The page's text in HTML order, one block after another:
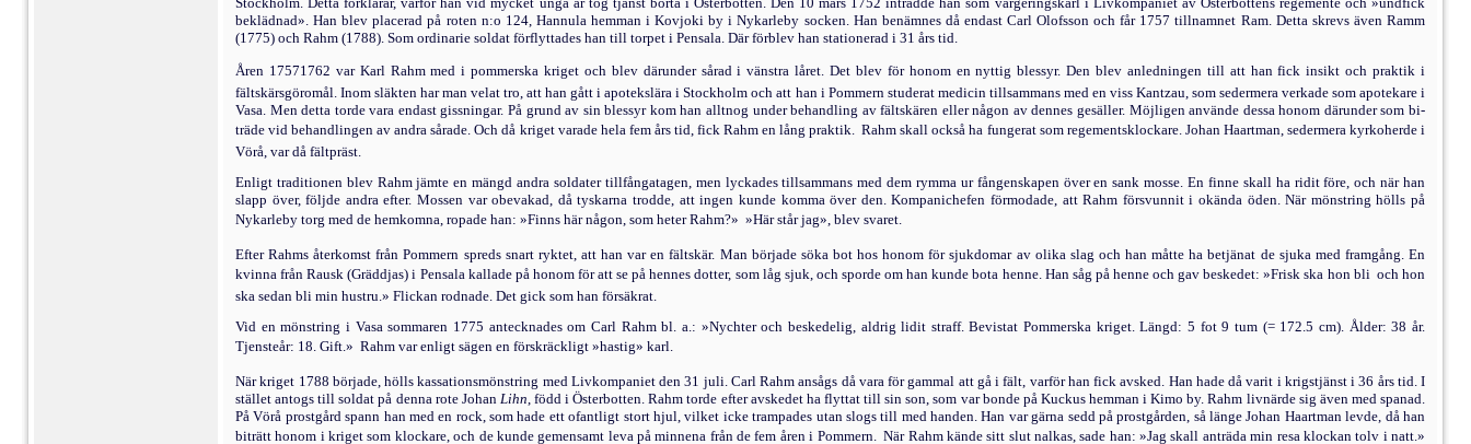
beklädnad». Han blev placerad på roten n:o 124, Hannula hemman i Kovjoki by i Nykarleby socken. Han benämnes då endast Carl Olofs­son och får 1757 tillnamnet Ram. Detta skrevs även Ramm
(1775) och Rahm (1788). Som ordinarie soldat förflyttades han till torpet i Pensala. Där förblev han stationerad i 31 års tid.
Åren 17571762 var Karl Rahm med i pommerska kri­get och blev därunder sårad i vänstra låret. Det blev för honom en nyttig blessyr. Den blev anledningen till att han fick insikt och praktik i
fältskärsgöromål. Inom släkten har man velat tro, att han gått i apotekslära i Stock­holm och att han i Pommern studerat medicin tillsammans med en viss Kantzau, som sedermera verkade som apo­tekare i
Vasa. Men detta torde vara endast gissnin­gar. På grund av sin blessyr kom han alltnog un­der behandling av fältskären eller någon av dennes gesäller. Möjligen använde dessa honom därunder som bi­
träde vid behandlingen av andra sårade. Och då kriget va­rade hela fem års tid, fick Rahm en lång praktik.  Rahm skall också ha fungerat som regementsklockare. Johan Haartman, sedermera kyrkoherde i
Vörå, var då fältpräst.
Enligt traditionen blev Rahm jämte en mängd andra sol­dater tillfångatagen, men lyckades tillsammans med dem rymma ur fångenskapen över en sank mosse. En finne skall ha ridit före, och när han
slapp över, följde andra efter. Mossen var obevakad, då tyskarna trodde, att ingen kunde komma över den. Kompanichefen förmodade, att Rahm för­svunnit i okända öden. När mönstring hölls på
Nykarleby torg med de hemkomna, ropade han: »Finns här någon, som heter Rahm?»  »Här står jag», blev svaret.
Efter Rahms återkomst från Pommern spreds snart ryk­tet, att han var en fältskär. Man började söka bot hos honom för sjukdomar av olika slag och han måtte ha betjänat de sjuka med framgång. En
kvinna från Rausk (Gräddjas) i Pensala kallade på honom för att se på hennes dotter, som låg sjuk, och sporde om han kunde bota henne. Han såg på henne och gav beskedet: »Frisk ska hon bli  och hon
ska sedan bli min hustru.» Flickan rodnade. Det gick som han försäkrat.
Vid en mönstring i Vasa sommaren 1775 antecknades om Carl Rahm bl. a.: »Nychter och beskedelig, aldrig lidit straff. Bevistat Pommerska kriget. Längd: 5 fot 9 tum (= 172.5 cm). Ålder: 38 år.
Tjensteår: 18. Gift.»  Rahm var enligt sägen en förskräckligt »hastig» karl.
När kriget 1788 började, hölls kassationsmönstring med Livkompaniet den 31 juli. Carl Rahm ansågs då vara för gammal att gå i fält, varför han fick avsked. Han hade då varit i krigstjänst i 36 års tid. I
stället antogs till sol­dat på denna rote Johan Lihn, född i Österbotten. Rahm torde efter avskedet ha flyttat till sin son, som var bonde på Kuckus hemman i Kimo by. Rahm livnärde sig även med spanad.
På Vörå prostgård spann han med en rock, som hade ett ofantligt stort hjul, vilket icke trampades utan slogs till med handen. Han var gärna sedd på prostgården, så länge Johan Haartman levde, då han
biträtt honom i kriget som klockare, och de kunde gemensamt leva på minnena från de fem åren i Pommern.  När Rahm kände sitt slut nalkas, sade han: »Jag skall anträda min resa klockan tolv i natt.»